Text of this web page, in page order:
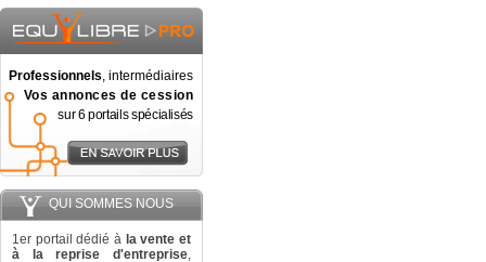
Professionnels, intermédiaires
Vos annonces de cession
sur 6 portails spécialisés
QUI SOMMES NOUS
1er portail dédié à la vente et
à la reprise d'entreprise,